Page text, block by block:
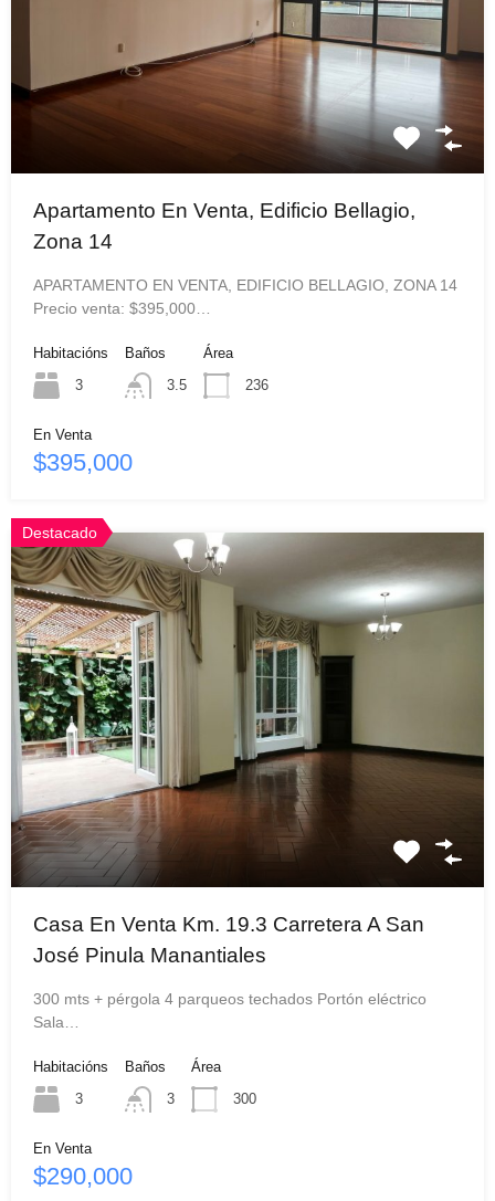
Apartamento En Venta, Edificio Bellagio,
Zona 14
APARTAMENTO EN VENTA, EDIFICIO BELLAGIO, ZONA 14
Precio venta: $395,000…
Habitacións
3
Baños
3.5
Área
236
En Venta
$395,000
Destacado
Casa En Venta Km. 19.3 Carretera A San
José Pinula Manantiales
300 mts + pérgola 4 parqueos techados Portón eléctrico
Sala…
Habitacións
3
Baños
3
Área
300
En Venta
$290,000